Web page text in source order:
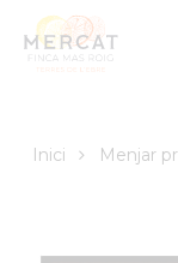
Inici Menjar